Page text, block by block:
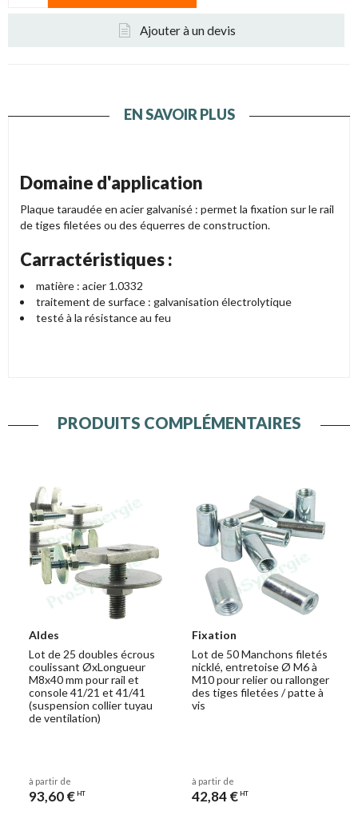
Ajouter à un devis
EN SAVOIR PLUS
Domaine d'application
Plaque taraudée en acier galvanisé : permet la fixation sur le rail
de tiges filetées ou des équerres de construction.
Carractéristiques :
matière : acier 1.0332
traitement de surface : galvanisation électrolytique
testé à la résistance au feu
PRODUITS COMPLÉMENTAIRES
Aldes
Lot de 25 doubles écrous
coulissant ØxLongueur
M8x40 mm pour rail et
console 41/21 et 41/41
(suspension collier tuyau
de ventilation)
à partir de
93,60 € HT
Fixation
Lot de 50 Manchons filetés
nicklé, entretoise Ø M6 à
M10 pour relier ou rallonger
des tiges filetées / patte à
vis
à partir de
42,84 € HT